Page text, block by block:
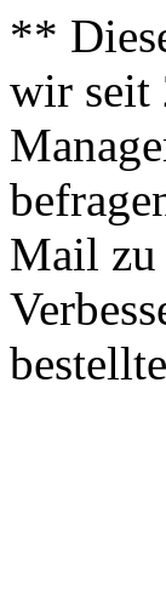
**
wir seit
Mail zu